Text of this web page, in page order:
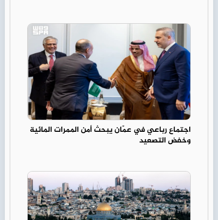
اجتماع رباعي في عمّان يبحث أمن الممرات المائية
وخفض التصعيد